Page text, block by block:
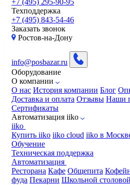
Техподдержка
+7 (495) 843-54-46
Заказать звонок
​Ростов-на-Дону
info@posbazar.ru
Оборудование
О компании
О нас История компании Блог
Доставка и оплата Отзывы Наши
Сертификаты
Автоматизация iiko
iiko
Купить iiko iiko cloud iiko в
Обучение
Техническая поддержка
Автоматизация
Ресторана Кафе Общепита
фуда Пекарни Школьной столовой